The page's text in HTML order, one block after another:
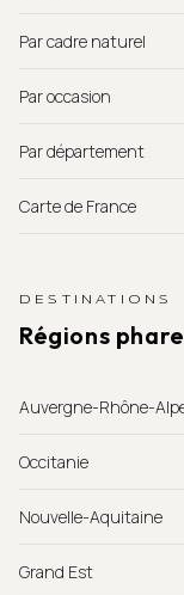
Par cadre naturel
Par occasion
Par département
Carte de France
DESTINATIONS
Régions
Auvergne-Rhône-
Occitanie
Nouvelle-Aquitaine
Grand Est